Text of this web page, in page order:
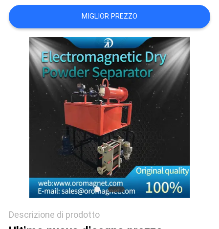
MAPPA
DEL
SITO
PRIVACY
POLICY
MIGLIOR PREZZO
Descrizione di prodotto